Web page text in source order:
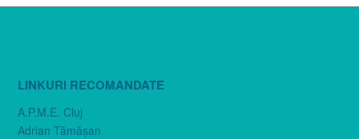
LINKURI RECOMANDATE
A.P.M.E. Cluj
Adrian Tămăşan